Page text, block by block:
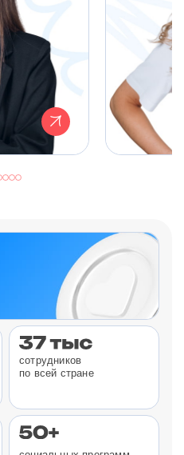
сотрудников
по всей стране